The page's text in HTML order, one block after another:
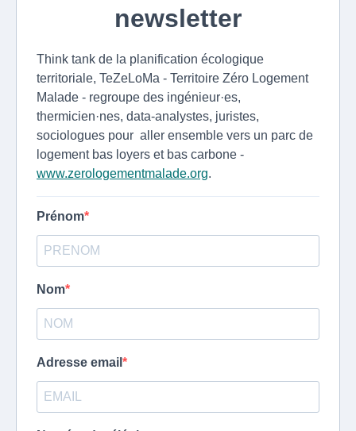
newsletter
Think tank de la planification écologique
territoriale, TeZeLoMa - Territoire Zéro Logement
Malade - regroupe des ingénieur·es,
thermicien·nes, data-analystes, juristes,
sociologues pour aller ensemble vers un parc de
logement bas loyers et bas carbone -
www.zerologementmalade.org.
Prénom
Nom
Adresse email